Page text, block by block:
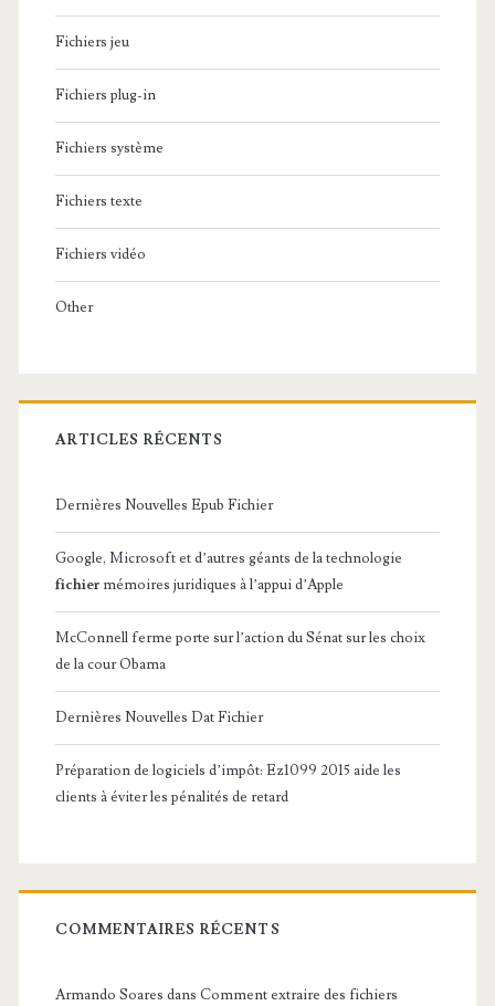
Fichiers jeu
Fichiers plug-in
Fichiers système
Fichiers texte
Fichiers vidéo
Other
ARTICLES RÉCENTS
Dernières Nouvelles Epub Fichier
Google, Microsoft et d’autres géants de la technologie
fichier mémoires juridiques à l’appui d’Apple
McConnell ferme porte sur l’action du Sénat sur les choix
de la cour Obama
Dernières Nouvelles Dat Fichier
Préparation de logiciels d’impôt: Ez1099 2015 aide les
clients à éviter les pénalités de retard
COMMENTAIRES RÉCENTS
Armando Soares dans Comment extraire des fichiers